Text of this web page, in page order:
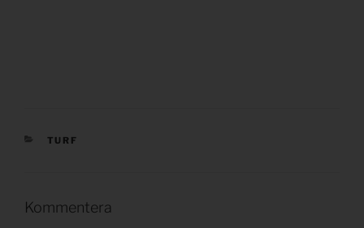
KATEGORIER
TURF
Kommentera